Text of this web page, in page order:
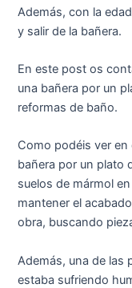
Además, con la
y salir de la bañera.
En este post os
una bañera por un
reformas de baño.
Como podéis ver en
bañera por un plato
suelos de mármol
mantener el
obra, buscando
Además, una de las
estaba sufriendo